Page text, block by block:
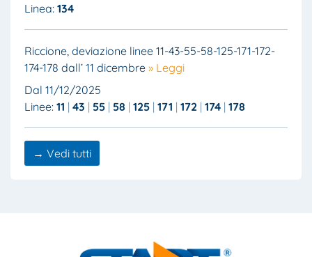
Linea: 134
Riccione, deviazione linee 11-43-55-58-125-171-172-
174-178 dall’ 11 dicembre » Leggi
Dal 11/12/2025
Linee: 11 43 55 58 125 171 172 174 178
→ Vedi tutti